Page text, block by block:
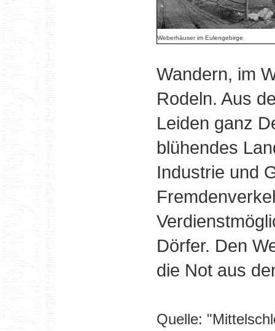
Weberhäuser im Eulengebirge
Wandern, im
Rodeln. Aus
Leiden ganz
blühendes
Industrie und
Dörfer. Den
die Not aus
Quelle: